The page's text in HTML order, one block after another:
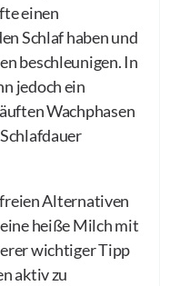
einen
Schlaf haben und
beschleunigen. In
jedoch ein
Wachphasen
Alternativen
heiße Milch mit
wichtiger Tipp
aktiv zu